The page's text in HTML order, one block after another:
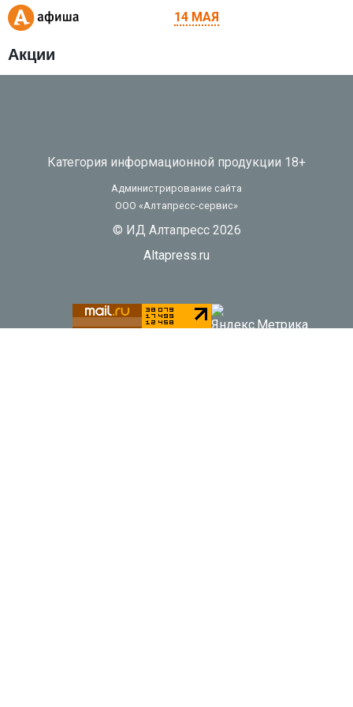
14 МАЯ
Акции
Категория информационной продукции 18+
Администрирование сайта
ООО «Алтапресс-сервис»
© ИД Алтапресс 2026
Altapress.ru